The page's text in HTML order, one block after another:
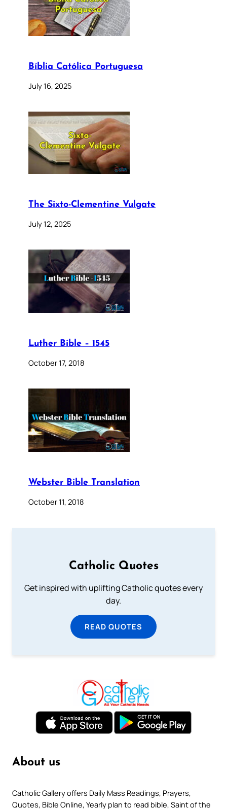
Bíblia Católica Portuguesa
July 16, 2025
The Sixto-Clementine Vulgate
July 12, 2025
Luther Bible – 1545
October 17, 2018
Webster Bible Translation
October 11, 2018
Catholic Quotes
Get inspired with uplifting Catholic quotes every
day.
READ QUOTES
About us
Catholic Gallery offers Daily Mass Readings, Prayers,
Quotes, Bible Online, Yearly plan to read bible, Saint of the